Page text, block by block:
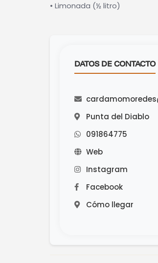
• Limonada (½ litro)
DATOS DE CONTACTO
Punta del Diablo
091864775
Web
Instagram
Facebook
Cómo llegar